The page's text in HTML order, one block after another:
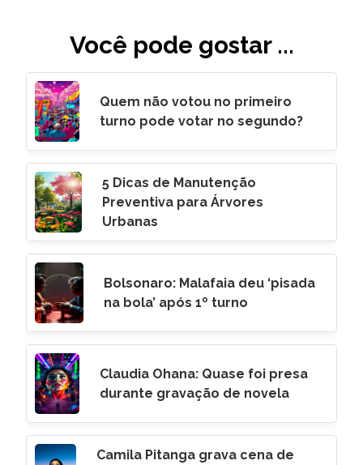
Você pode gostar ...
Quem não votou no primeiro
turno pode votar no segundo?
5 Dicas de Manutenção
Preventiva para Árvores
Urbanas
Bolsonaro: Malafaia deu ‘pisada
na bola’ após 1º turno
Claudia Ohana: Quase foi presa
durante gravação de novela
Camila Pitanga grava cena de